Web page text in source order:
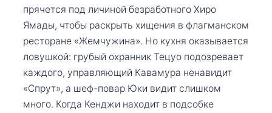
прячется под личиной безработного Хиро
Ямады, чтобы раскрыть хищения в флагманском
ресторане «Жемчужина». Но кухня оказывается
ловушкой: грубый охранник Тецуо подозревает
каждого, управляющий Кавамура ненавидит
«Спрут», а шеф-повар Юки видит слишком
много. Когда Кенджи находит в подсобке